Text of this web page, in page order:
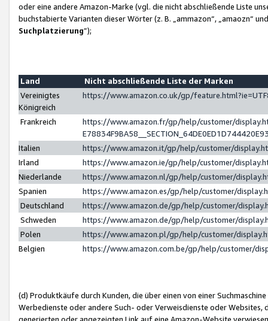
oder eine andere Amazon-Marke (vgl. die nicht abschließende Liste
buchstabierte Varianten dieser Wörter (z. B. „ammazon“, „amaozn“
Suchplatzierung”);
Land
Nicht abschließende Liste der Marken
Vereinigtes
Königreich
https://www.amazon.co.uk/gp/
Frankreich
https://www.amazon.fr/gp/help/customer/
Italien
https://www.amazon.it/gp/help/customer/
Irland
https://www.amazon.ie/gp/help/customer/
Niederlande
https://www.amazon.nl/gp/help/customer/
Spanien
https://www.amazon.es/gp/help/customer/
Deutschland
https://www.amazon.de/gp/help/customer/
Schweden
https://www.amazon.de/gp/help/customer/
Polen
https://www.amazon.pl/gp/help/customer/
Belgien
https://www.amazon.com.be/gp/help/customer/
(d) Produktkäufe durch Kunden, die über einen von einer
Werbedienste oder andere Such- oder Verweisdienste oder Websites,
generierten oder angezeigten Link auf eine Amazon-Website